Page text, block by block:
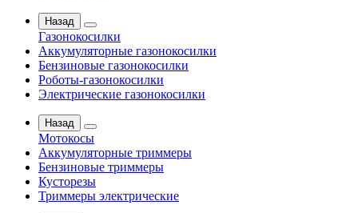
Назад
Газонокосилки
Аккумуляторные газонокосилки
Бензиновые газонокосилки
Роботы-газонокосилки
Электрические газонокосилки
Назад
Мотокосы
Аккумуляторные триммеры
Бензиновые триммеры
Кусторезы
Триммеры электрические